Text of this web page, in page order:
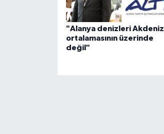
"Alanya denizleri Akdeniz
ortalamasının üzerinde
değil"